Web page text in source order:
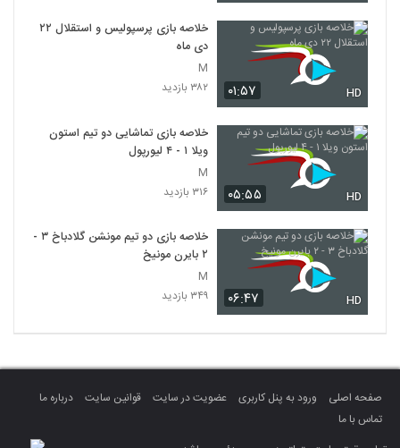
۰۱:۵۷ HD
خلاصه بازی پرسپولیس و استقلال ۲۲
دی ماه
M
۳۸۲ بازدید
۰۵:۵۵ HD
خلاصه بازی تماشایی دو تیم استون
ویلا ۱ - ۴ لیورپول
M
۳۱۶ بازدید
۰۶:۴۷ HD
خلاصه بازی دو تیم مونشن گلادباخ ۳ -
۲ بایرن مونیخ
M
۳۴۹ بازدید
صفحه اصلی ورود به پنل کاربری عضویت در سایت قوانین سایت
درباره ما
تماس با ما